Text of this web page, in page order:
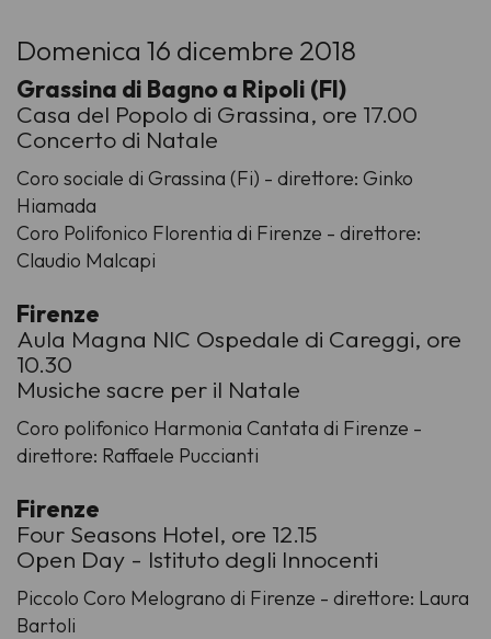
Domenica 16 dicembre 2018
Grassina di Bagno a Ripoli (FI)
Casa del Popolo di Grassina, ore 17.00
Concerto di Natale
Coro sociale di Grassina (Fi) - direttore: Ginko
Hiamada
Coro Polifonico Florentia di Firenze - direttore:
Claudio Malcapi
Firenze
Aula Magna NIC Ospedale di Careggi, ore
10.30
Musiche sacre per il Natale
Coro polifonico Harmonia Cantata di Firenze -
direttore: Raffaele Puccianti
Firenze
Four Seasons Hotel, ore 12.15
Open Day - Istituto degli Innocenti
Piccolo Coro Melograno di Firenze - direttore: Laura
Bartoli